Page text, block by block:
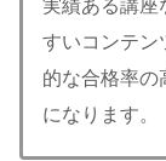
実績ある講座
すいコンテン
的な合格率の
になります。